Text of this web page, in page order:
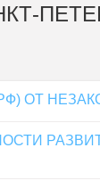
ОТ